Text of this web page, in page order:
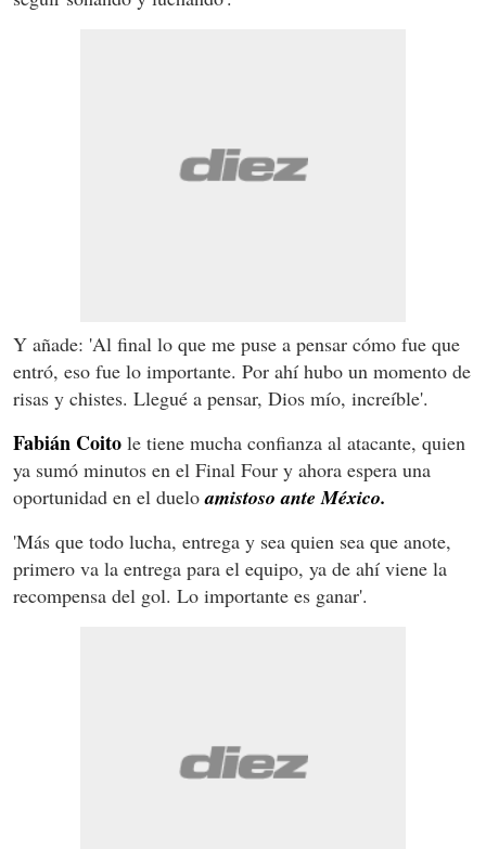
Y añade: 'Al final lo que me puse a pensar cómo fue que
entró, eso fue lo importante. Por ahí hubo un momento de
risas y chistes. Llegué a pensar, Dios mío, increíble'.
Fabián Coito le tiene mucha confianza al atacante, quien
ya sumó minutos en el Final Four y ahora espera una
oportunidad en el dueloamistoso ante México.
'Más que todo lucha, entrega y sea quien sea que anote,
primero va la entrega para el equipo, ya de ahí viene la
recompensa del gol. Lo importante es ganar'.